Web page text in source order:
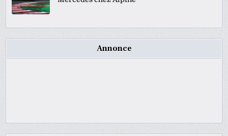
Annonce